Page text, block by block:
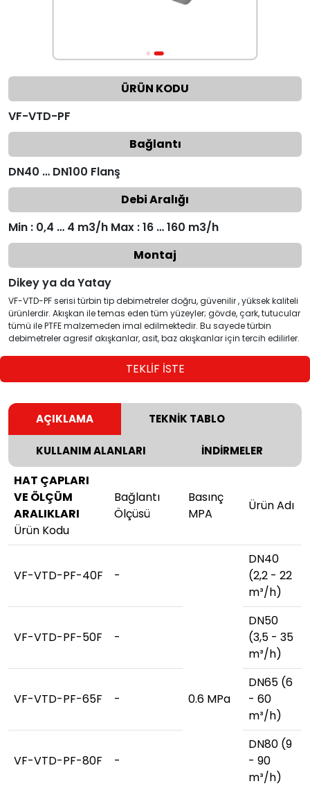
ÜRÜN KODU
VF-VTD-PF
Bağlantı
DN40 … DN100 Flanş
Debi Aralığı
Min : 0,4 … 4 m3/h Max : 16 … 160 m3/h
Montaj
Dikey ya da Yatay
VF-VTD-PF serisi türbin tip debimetreler doğru, güvenilir , yüksek kaliteli
ürünlerdir. Akışkan ile temas eden tüm yüzeyler; gövde, çark, tutucular
tümü ile PTFE malzemeden imal edilmektedir. Bu sayede türbin
debimetreler agresif akışkanlar, asit, baz akışkanlar için tercih edilirler.
TEKLİF İSTE
AÇIKLAMA TEKNİK TABLO
KULLANIM ALANLARI İNDİRMELER
HAT ÇAPLARI
VE ÖLÇÜM
ARALIKLARI
Ürün Kodu
Bağlantı
Ölçüsü
Basınç
MPA
Ürün Adı
VF-VTD-PF-40F -
0.6 MPa
DN40
(2,2 - 22
m³/h)
VF-VTD-PF-50F -
DN50
(3,5 - 35
m³/h)
VF-VTD-PF-65F -
DN65 (6
- 60
m³/h)
VF-VTD-PF-80F -
DN80 (9
- 90
m³/h)